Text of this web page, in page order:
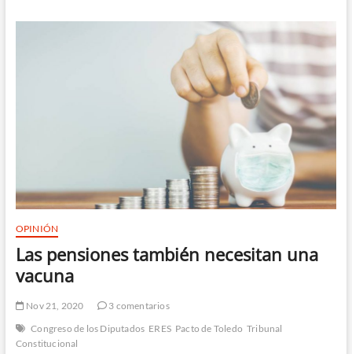
pasan
OPINIÓN
Las pensiones también necesitan una
vacuna
Nov 21, 2020
3 comentarios
Congreso de los Diputados ERES Pacto de Toledo Tribunal
Constitucional